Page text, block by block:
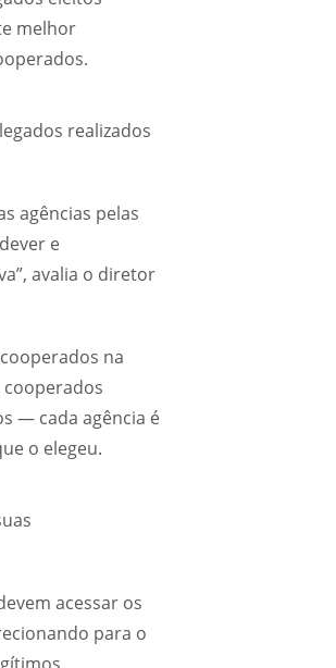
melhor
realizados
agências pelas
e
avalia o diretor
na
— cada agência é
o elegeu.
acessar os
para o